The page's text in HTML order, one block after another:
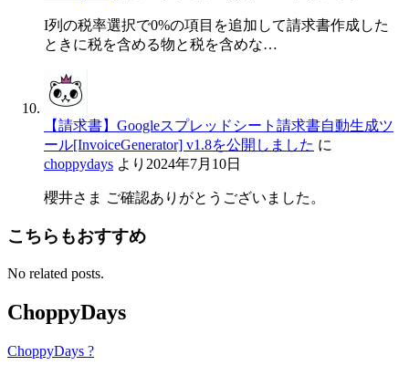
I列の税率選択で0%の項目を追加して請求書作成した
ときに税を含める物と税を含めな…
【請求書】Googleスプレッドシート請求書自動生成ツ
ール[InvoiceGenerator] v1.8を公開しました に
choppydays より 2024年7月10日
櫻井さま ご確認ありがとうございました。
こちらもおすすめ
No related posts.
ChoppyDays
ChoppyDays ?